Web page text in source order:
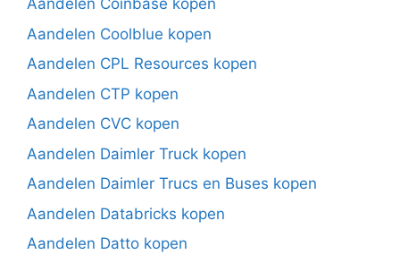
Aandelen Coinbase kopen
Aandelen Coolblue kopen
Aandelen CPL Resources kopen
Aandelen CTP kopen
Aandelen CVC kopen
Aandelen Daimler Truck kopen
Aandelen Daimler Trucs en Buses kopen
Aandelen Databricks kopen
Aandelen Datto kopen